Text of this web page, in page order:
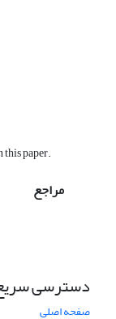
paper.
مراجع
دسترسی
صفحه اصلی